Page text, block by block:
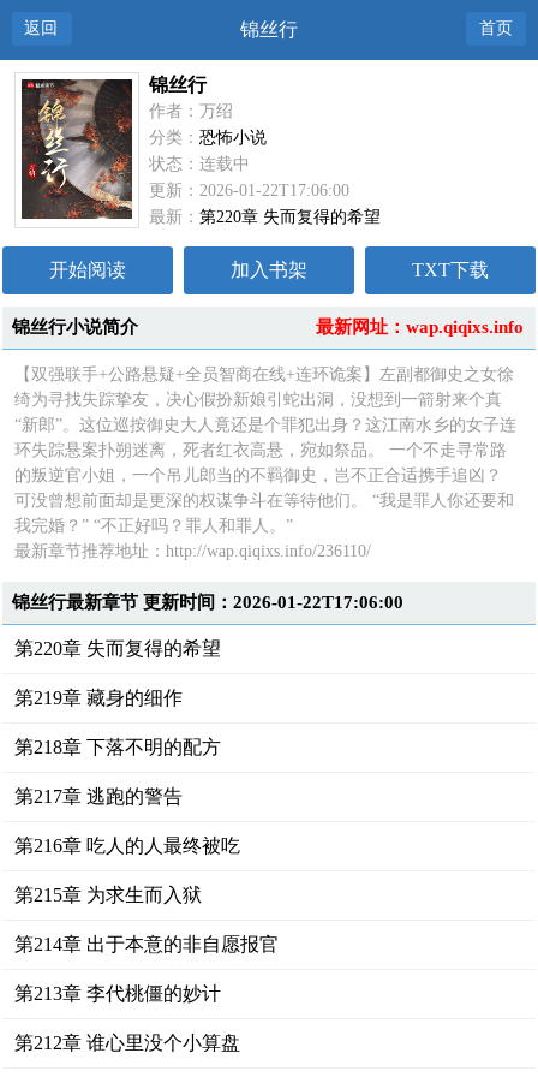
返回 锦丝行 首页
锦丝行
作者：万绍
分类：恐怖小说
状态：连载中
更新：2026-01-22T17:06:00
最新：第220章 失而复得的希望
开始阅读 加入书架 TXT下载
最新网址：wap.qiqixs.info
锦丝行小说简介
【双强联手+公路悬疑+全员智商在线+连环诡案】左副都御史之女徐
绮为寻找失踪挚友，决心假扮新娘引蛇出洞，没想到一箭射来个真
“新郎”。这位巡按御史大人竟还是个罪犯出身？这江南水乡的女子连
环失踪悬案扑朔迷离，死者红衣高悬，宛如祭品。 一个不走寻常路
的叛逆官小姐，一个吊儿郎当的不羁御史，岂不正合适携手追凶？
可没曾想前面却是更深的权谋争斗在等待他们。 “我是罪人你还要和
我完婚？” “不正好吗？罪人和罪人。”
最新章节推荐地址：http://wap.qiqixs.info/236110/
锦丝行最新章节 更新时间：2026-01-22T17:06:00
第220章 失而复得的希望
第219章 藏身的细作
第218章 下落不明的配方
第217章 逃跑的警告
第216章 吃人的人最终被吃
第215章 为求生而入狱
第214章 出于本意的非自愿报官
第213章 李代桃僵的妙计
第212章 谁心里没个小算盘